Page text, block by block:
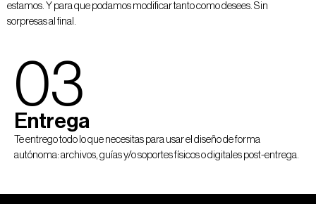
estamos. Y para que podamos modificar tanto como desees. Sin
sorpresas al final.
03
Entrega
Te entrego todo lo que necesitas para usar el diseño de forma
autónoma: archivos, guías y/o soportes físicos o digitales post-entrega.